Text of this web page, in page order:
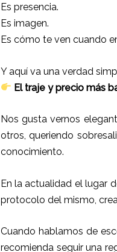
Es presencia.
Es imagen.
Es cómo te ven cuando
Y aquí va una verdad
El traje y precio más
Nos gusta vernos
otros, queriendo
conocimiento.
En la actualidad el lugar
protocolo del mismo,
Cuando hablamos de
recomienda seguir una